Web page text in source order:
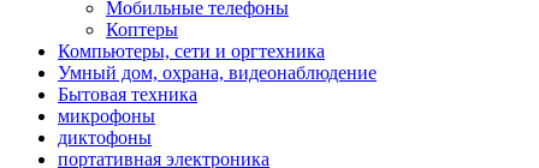
Мобильные телефоны
Коптеры
Компьютеры, сети и оргтехника
Умный дом, охрана, видеонаблюдение
Бытовая техника
микрофоны
диктофоны
портативная электроника